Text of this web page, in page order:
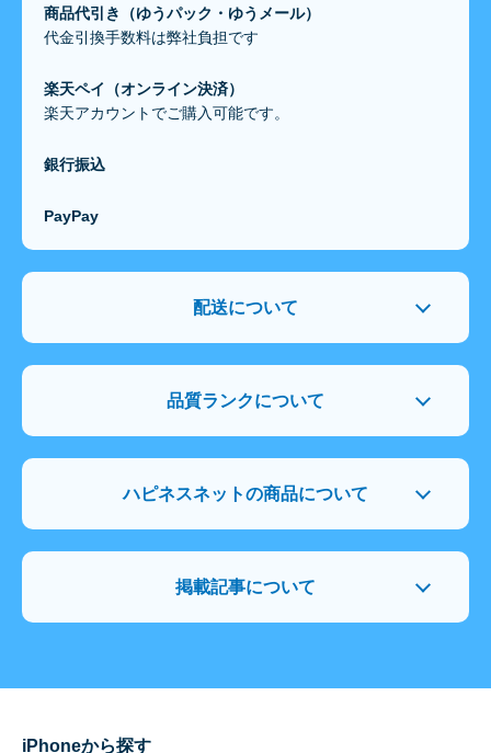
商品代引き（ゆうパック・ゆうメール）
代金引換手数料は弊社負担です
楽天ペイ（オンライン決済）
楽天アカウントでご購入可能です。
銀行振込
PayPay
配送について
品質ランクについて
ハピネスネットの商品について
掲載記事について
iPhoneから探す